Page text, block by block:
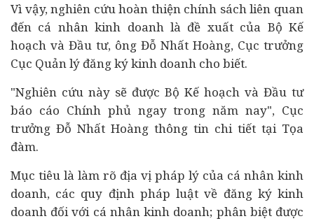
Vì vậy, nghiên cứu hoàn thiện chính sách liên quan
đến cá nhân kinh doanh là đề xuất của Bộ Kế
hoạch và Đầu tư, ông Đỗ Nhất Hoàng, Cục trưởng
Cục Quản lý đăng ký kinh doanh cho biết.
"Nghiên cứu này sẽ được Bộ Kế hoạch và Đầu tư
báo cáo Chính phủ ngay trong năm nay", Cục
trưởng Đỗ Nhất Hoàng thông tin chi tiết tại Tọa
đàm.
Mục tiêu là làm rõ địa vị pháp lý của cá nhân kinh
doanh, các quy định pháp luật về đăng ký kinh
doanh đối với cá nhân kinh doanh; phân biệt được